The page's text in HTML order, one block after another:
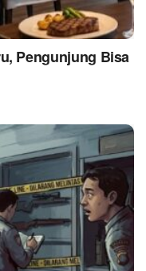
Pengunjung Bisa